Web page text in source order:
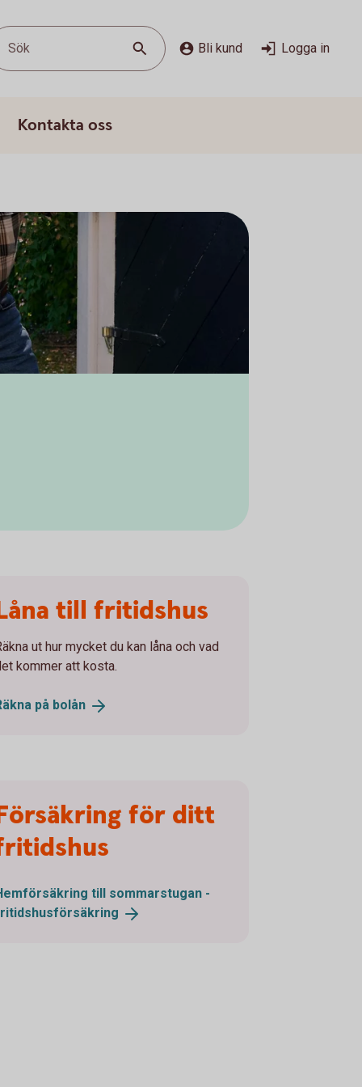
Sök Bli kund Logga in
Kontakta oss
till fritidshus
ut hur mycket du kan låna och vad
kommer att kosta.
på bolån
för ditt
till sommarstugan -